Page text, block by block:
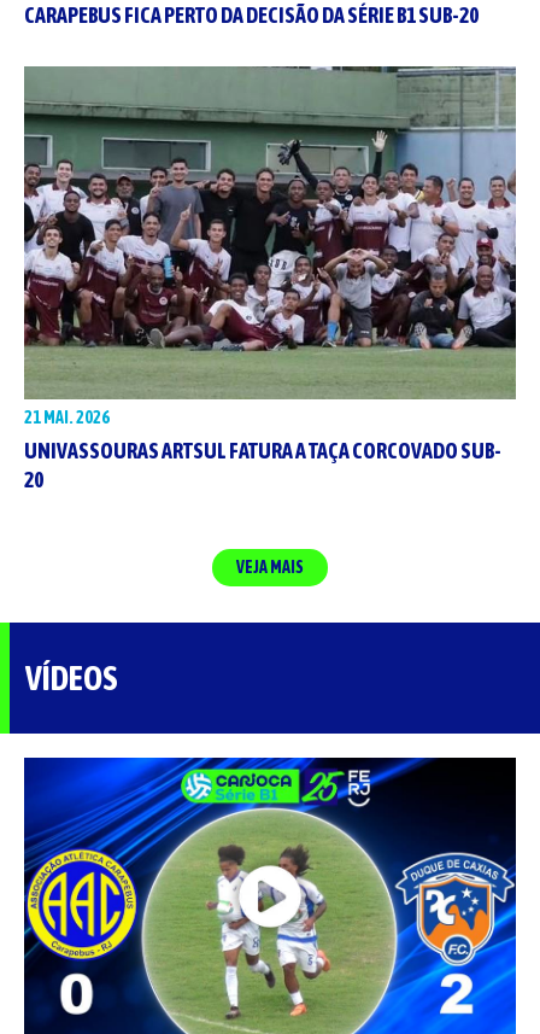
CARAPEBUS FICA PERTO DA DECISÃO DA SÉRIE B1 SUB-20
21 MAI. 2026
UNIVASSOURAS ARTSUL FATURA A TAÇA CORCOVADO SUB-
20
VEJA MAIS
VÍDEOS